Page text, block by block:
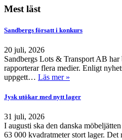
Mest läst
Sandbergs försatt i konkurs
20 juli, 2026
Sandbergs Lots & Transport AB
rapporterar flera medier. Enligt
uppgett… Läs mer »
Jysk utökar med nytt lager
31 juli, 2026
I augusti ska den danska
63 000 kvadratmeter stort lager.